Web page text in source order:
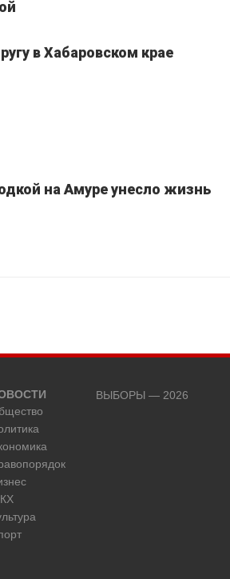
в Хабаровском крае
на Амуре унесло жизнь
ВЫБОРЫ — 2026